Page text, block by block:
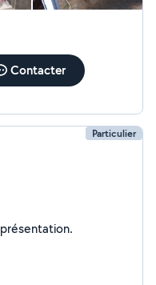
Contacter
Particulier
Je n'ai pas encore renseigné ma présentation.